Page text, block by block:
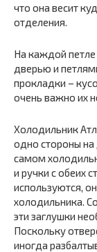
что она весит
отделения.
На каждой
дверью и
прокладки –
очень важно их
Холодильник
одно стороны на
самом
и ручки с обеих
используются,
холодильника.
эти заглушки
Поскольку
иногда